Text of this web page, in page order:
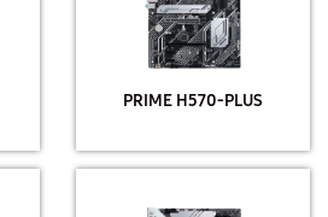
PRIME H570-PLUS